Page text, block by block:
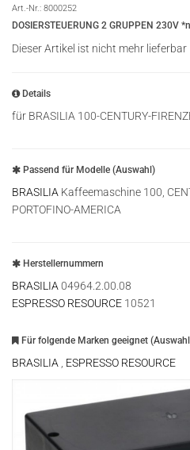
Art.-Nr.: 8000252
DOSIERSTEUERUNG 2 GRUPPEN 230V
Dieser Artikel ist nicht mehr lieferbar
Details
für BRASILIA 100-CENTURY-
Passend für Modelle (Auswahl)
BRASILIA Kaffeemaschine 100,
PORTOFINO-AMERICA
Herstellernummern
BRASILIA 04964.2.00.08
ESPRESSO RESOURCE 10521
Für folgende Marken geeignet
BRASILIA ESPRESSO RESOURCE